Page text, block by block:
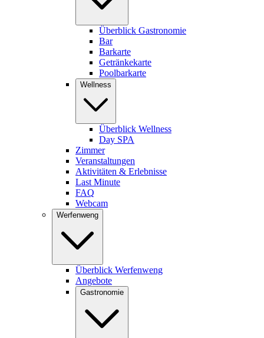
Überblick Gastronomie
Bar
Barkarte
Getränkekarte
Poolbarkarte
Wellness
Überblick Wellness
Day SPA
Zimmer
Veranstaltungen
Aktivitäten & Erlebnisse
Last Minute
FAQ
Webcam
Werfenweng
Überblick Werfenweng
Angebote
Gastronomie